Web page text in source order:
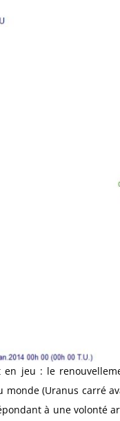
en jeu : le
monde (Uranus carré
à une volonté